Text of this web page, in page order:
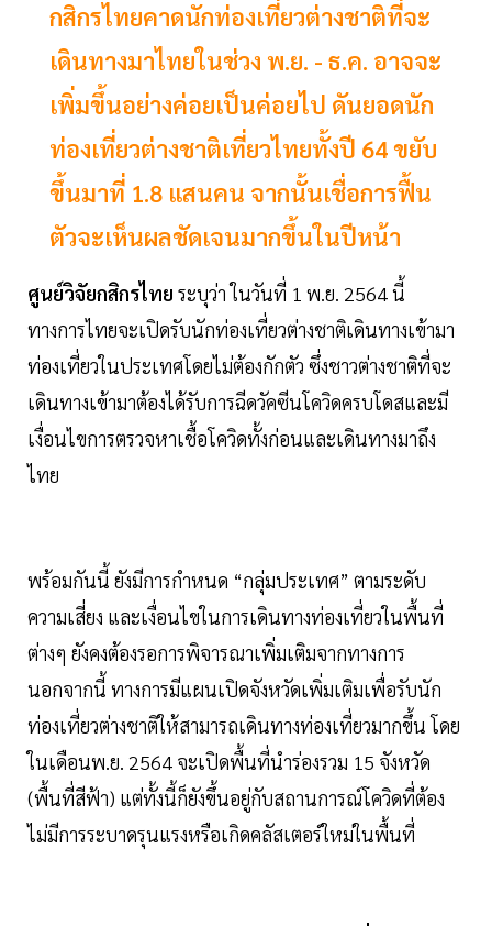
กสิกรไทยคาดนักท่องเที่ยวต่างชาติที่จะ
เดินทางมาไทยในช่วง พ.ย. - ธ.ค. อาจจะ
เพิ่มขึ้นอย่างค่อยเป็นค่อยไป ดันยอดนัก
ท่องเที่ยวต่างชาติเที่ยวไทยทั้งปี 64 ขยับ
ขึ้นมาที่ 1.8 แสนคน จากนั้นเชื่อการฟื้น
ตัวจะเห็นผลชัดเจนมากขึ้นในปีหน้า
ศูนย์วิจัยกสิกรไทย ระบุว่า ในวันที่ 1 พ.ย. 2564 นี้
ทางการไทยจะเปิดรับนักท่องเที่ยวต่างชาติเดินทางเข้ามา
ท่องเที่ยวในประเทศโดยไม่ต้องกักตัว ซึ่งชาวต่างชาติที่จะ
เดินทางเข้ามาต้องได้รับการฉีดวัคซีนโควิดครบโดสและมี
เงื่อนไขการตรวจหาเชื้อโควิดทั้งก่อนและเดินทางมาถึง
ไทย
พร้อมกันนี้ ยังมีการกำหนด “กลุ่มประเทศ” ตามระดับ
ความเสี่ยง และเงื่อนไขในการเดินทางท่องเที่ยวในพื้นที่
ต่างๆ ยังคงต้องรอการพิจารณาเพิ่มเติมจากทางการ
นอกจากนี้ ทางการมีแผนเปิดจังหวัดเพิ่มเติมเพื่อรับนัก
ท่องเที่ยวต่างชาติให้สามารถเดินทางท่องเที่ยวมากขึ้น โดย
ในเดือนพ.ย. 2564 จะเปิดพื้นที่นำร่องรวม 15 จังหวัด
(พื้นที่สีฟ้า) แต่ทั้งนี้ก็ยังขึ้นอยู่กับสถานการณ์โควิดที่ต้อง
ไม่มีการระบาดรุนแรงหรือเกิดคลัสเตอร์ใหม่ในพื้นที่